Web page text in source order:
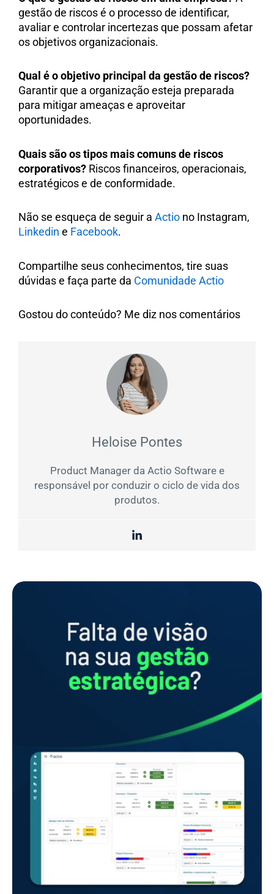
gestão de riscos é o processo de identificar,
avaliar e controlar incertezas que possam afetar
os objetivos organizacionais.
Qual é o objetivo principal da gestão de riscos?
Garantir que a organização esteja preparada
para mitigar ameaças e aproveitar
oportunidades.
Quais são os tipos mais comuns de riscos
corporativos? Riscos financeiros, operacionais,
estratégicos e de conformidade.
Não se esqueça de seguir a Actio no Instagram,
Linkedin e Facebook.
Compartilhe seus conhecimentos, tire suas
dúvidas e faça parte da Comunidade Actio
Gostou do conteúdo? Me diz nos comentários
Heloise Pontes
Product Manager da Actio Software e
responsável por conduzir o ciclo de vida dos
produtos.